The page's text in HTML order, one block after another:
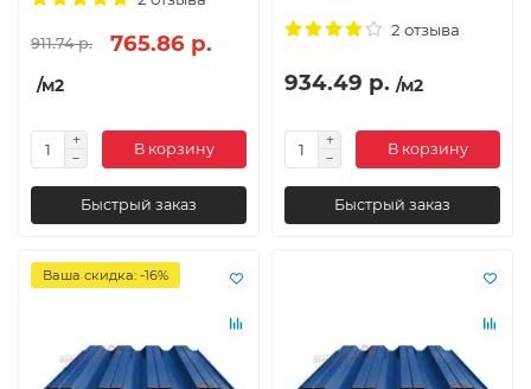
911.74 р. 765.86 р.
/м2
В корзину
Быстрый заказ
2 отзыва
934.49 р. /м2
В корзину
Быстрый заказ
Ваша скидка: -16%